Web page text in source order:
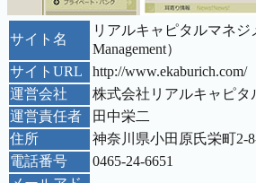
サイト名
リアルキャピタルマネジ
Management）
サイトURL
http://www.ekaburich.com/
運営会社
株式会社リアルキャピタ
運営責任者
田中栄二
住所
神奈川県小田原氏栄町2-
電話番号
0465-24-6651